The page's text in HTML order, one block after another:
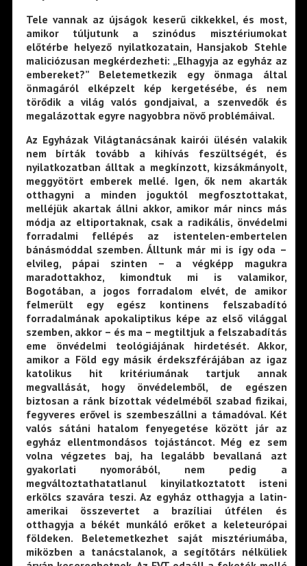
Tele vannak az újságok keserű cikkekkel, és most,
amikor túljutunk a szinódus misztériumokat
előtérbe helyező nyilatkozatain, Hansjakob Stehle
maliciózusan megkérdezheti: „Elhagyja az egyház az
embereket?” Beletemetkezik egy önmaga által
önmagáról elképzelt kép kergetésébe, és nem
törődik a világ valós gondjaival, a szenvedők és
megalázottak egyre nagyobbra növő problémáival.
Az Egyházak Világtanácsának kairói ülésén valakik
nem bírták tovább a kihívás feszültségét, és
nyilatkozatban álltak a megkínzott, kizsákmányolt,
meggyötört emberek mellé. Igen, ők nem akarták
otthagyni a minden joguktól megfosztottakat,
melléjük akartak állni akkor, amikor már nincs más
módja az eltiportaknak, csak a radikális, önvédelmi
forradalmi fellépés az istentelen-embertelen
bánásmóddal szemben. Álltunk már mi is így oda –
elvileg, pápai szinten – a végképp magukra
maradottakhoz, kimondtuk mi is valamikor,
Bogotában, a jogos forradalom elvét, de amikor
felmerült egy egész kontinens felszabadító
forradalmának apokaliptikus képe az első világgal
szemben, akkor – és ma – megtiltjuk a felszabadítás
eme önvédelmi teológiájának hirdetését. Akkor,
amikor a Föld egy másik érdekszférájában az igaz
katolikus hit kritériumának tartjuk annak
megvallását, hogy önvédelemből, de egészen
biztosan a ránk bízottak védelméből szabad fizikai,
fegyveres erővel is szembeszállni a támadóval. Két
valós sátáni hatalom fenyegetése között jár az
egyház ellentmondásos tojástáncot. Még ez sem
volna végzetes baj, ha legalább bevallaná azt
gyakorlati nyomorából, nem pedig a
megváltoztathatatlanul kinyilatkoztatott isteni
erkölcs szavára teszi. Az egyház otthagyja a latin-
amerikai összevertet a brazíliai útfélen és
otthagyja a békét munkáló erőket a keleteurópai
földeken. Beletemetkezhet saját misztériumába,
miközben a tanácstalanok, a segítőtárs nélküliek